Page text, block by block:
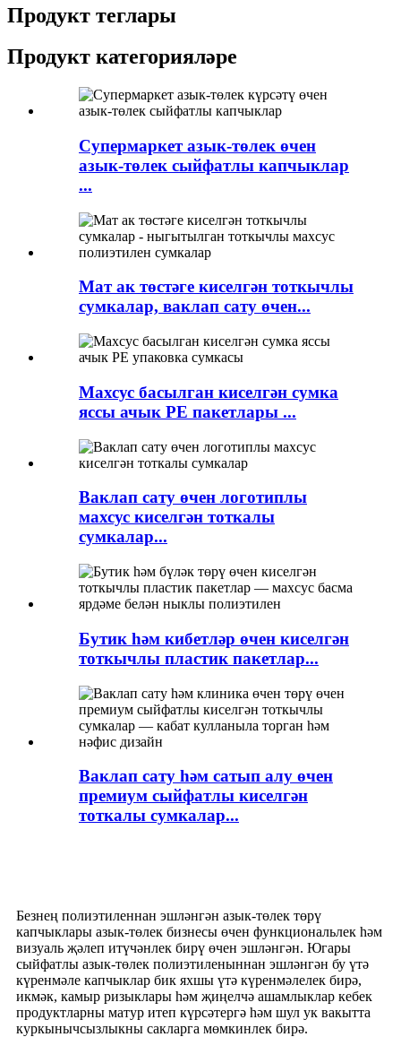
Продукт теглары
Продукт категорияләре
Супермаркет азык-төлек өчен
азык-төлек сыйфатлы капчыклар
...
Мат ак төстәге киселгән тоткычлы
сумкалар, ваклап сату өчен...
Махсус басылган киселгән сумка
яссы ачык PE пакетлары ...
Ваклап сату өчен логотиплы
махсус киселгән тоткалы
сумкалар...
Бутик һәм кибетләр өчен киселгән
тоткычлы пластик пакетлар...
Ваклап сату һәм сатып алу өчен
премиум сыйфатлы киселгән
тоткалы сумкалар...
Безнең полиэтиленнан эшләнгән азык-төлек төрү
капчыклары азык-төлек бизнесы өчен функциональлек һәм
визуаль җәлеп итүчәнлек бирү өчен эшләнгән. Югары
сыйфатлы азык-төлек полиэтиленыннан эшләнгән бу үтә
күренмәле капчыклар бик яхшы үтә күренмәлелек бирә,
икмәк, камыр ризыклары һәм җиңелчә ашамлыклар кебек
продуктларны матур итеп күрсәтергә һәм шул ук вакытта
куркынычсызлыкны сакларга мөмкинлек бирә.